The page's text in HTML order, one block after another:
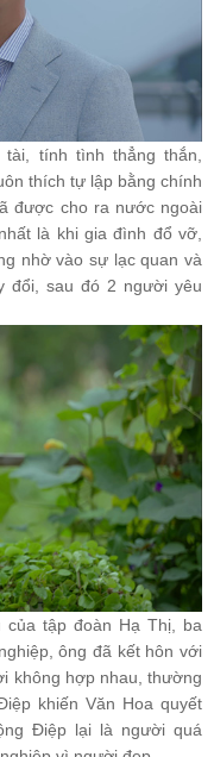
tính tình thẳng thắn,
thích tự lập bằng chính
được cho ra nước ngoài
là khi gia đình đổ vỡ,
nhờ vào sự lạc quan và
đổi, sau đó 2 người yêu
của tập đoàn Hạ Thị, ba
ông đã kết hôn với
không hợp nhau, thường
khiến Văn Hoa quyết
Điệp lại là người quá